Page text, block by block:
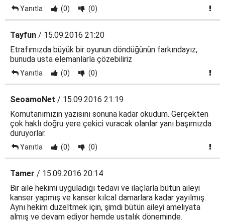
Yanıtla (0) (0)
Tayfun / 15.09.2016 21:20
Etrafımızda büyük bir oyunun döndüğünün farkındayız,
bunuda usta elemanlarla çözebiliriz
Yanıtla (0) (0)
SeoamoNet / 15.09.2016 21:19
Komutanımızın yazısını sonuna kadar okudum. Gerçekten
çok haklı doğru yere çekici vuracak olanlar yanı başımızda
duruyorlar.
Yanıtla (0) (0)
Tamer / 15.09.2016 20:14
Bir aile hekimi uyguladığı tedavi ve ilaçlarla bütün aileyi
kanser yapmış ve kanser kılcal damarlara kadar yayılmış.
Aynı hekim duzeltmek için, şimdi bütün aileyi ameliyata
almış ve devam ediyor hemde ustalık döneminde.